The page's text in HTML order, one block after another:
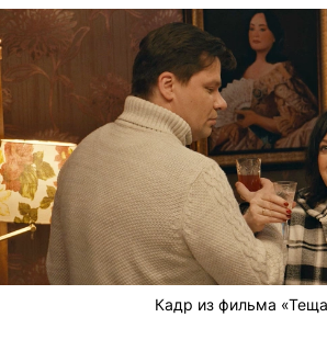
Кадр из фильма